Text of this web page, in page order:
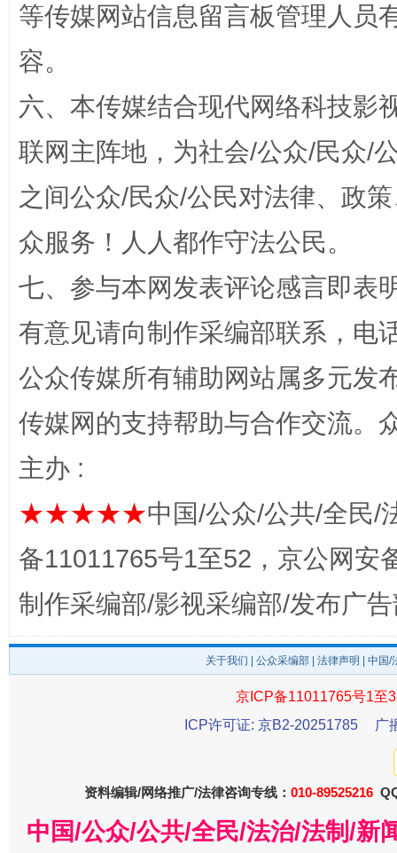
网上购药对药下症？
这是一记警钟！ 谢
等传媒网站信息留言板管理人员
容。
六、本传媒结合现代网络科技影
联网主阵地，为社会/公众/民众/
之间公众/民众/公民对法律、政
众服务！人人都作守法公民。
七、参与本网发表评论感言即表
有意见请向制作采编部联系，电
公众传媒所有辅助网站属多元发
传媒网的支持帮助与合作交流。
主办 :
★★★★★中国/公众/公共/全民/
备11011765号1至52，京公网安
制作采编部/影视采编部/发布广
关于我们 公众采编部 法律声明 | 中国
京ICP备11011765号1至
ICP许可证: 京B2-20251785
广
资料编辑/网络推广/法律咨询专线： 010-89525216
中国/公众/公共/全民/法治/法制/新